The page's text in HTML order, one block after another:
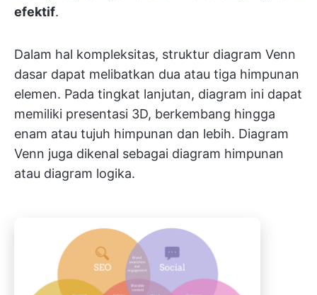
efektif.
Dalam hal kompleksitas, struktur diagram Venn
dasar dapat melibatkan dua atau tiga himpunan
elemen. Pada tingkat lanjutan, diagram ini dapat
memiliki presentasi 3D, berkembang hingga
enam atau tujuh himpunan dan lebih. Diagram
Venn juga dikenal sebagai diagram himpunan
atau diagram logika.